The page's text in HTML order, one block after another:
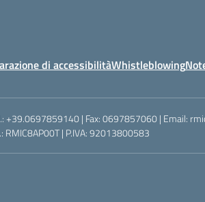
di accessibilitàWhistleblowing
+39.0697859140 | Fax: 0697857060 | Email:
RMIC8AP00T | P.IVA: 92013800583